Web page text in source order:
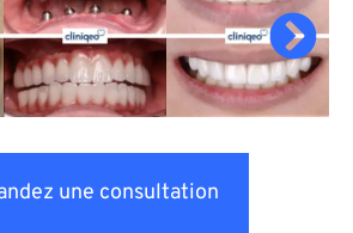
une consultation